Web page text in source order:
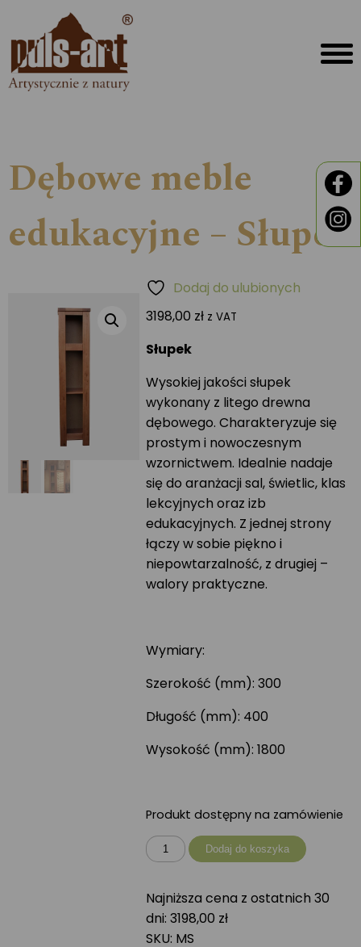
Dębowe meble
edukacyjne – Słupek
3198,00 zł z VAT
Słupek
Wysokiej jakości słupek
wykonany z litego drewna
dębowego. Charakteryzuje się
prostym i nowoczesnym
wzornictwem. Idealnie nadaje
się do aranżacji sal, świetlic, klas
lekcyjnych oraz izb
edukacyjnych. Z jednej strony
łączy w sobie piękno i
niepowtarzalność, z drugiej –
walory praktyczne.
Wymiary:
Szerokość (mm): 300
Długość (mm): 400
Wysokość (mm): 1800
Produkt dostępny na zamówienie
ilość
Dębowe
edukacyjne
-
Dodaj do koszyka
Dodaj do ulubionych
Najniższa cena z ostatnich 30
dni:3198,00 zł
SKU: MS